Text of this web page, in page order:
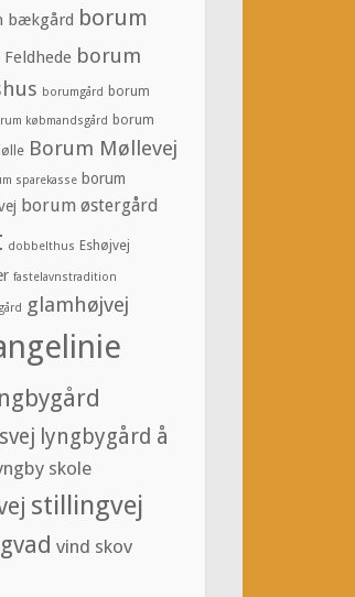
bækgård borum
borum
borumgård borum
købmandsgård borum
Borum Møllevej
sparekasse borum
borum østergård
dobbelthus Eshøjvej
fastelavnstradition
glamhøjvej
lyngbygård å
skole
stillingvej
vind skov